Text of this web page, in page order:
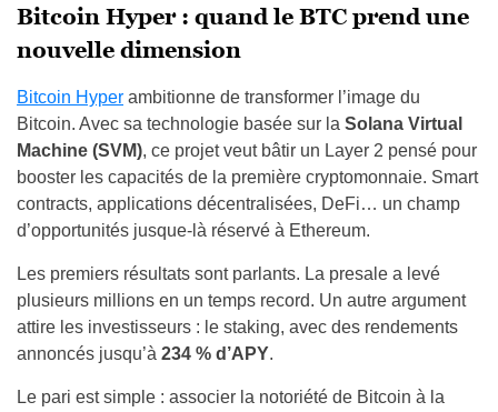
Bitcoin Hyper : quand le BTC prend une
nouvelle dimension
Bitcoin Hyper ambitionne de transformer l’image du
Bitcoin. Avec sa technologie basée sur la Solana Virtual
Machine (SVM), ce projet veut bâtir un Layer 2 pensé pour
booster les capacités de la première cryptomonnaie. Smart
contracts, applications décentralisées, DeFi… un champ
d’opportunités jusque-là réservé à Ethereum.
Les premiers résultats sont parlants. La presale a levé
plusieurs millions en un temps record. Un autre argument
attire les investisseurs : le staking, avec des rendements
annoncés jusqu’à 234 % d’APY.
Le pari est simple : associer la notoriété de Bitcoin à la